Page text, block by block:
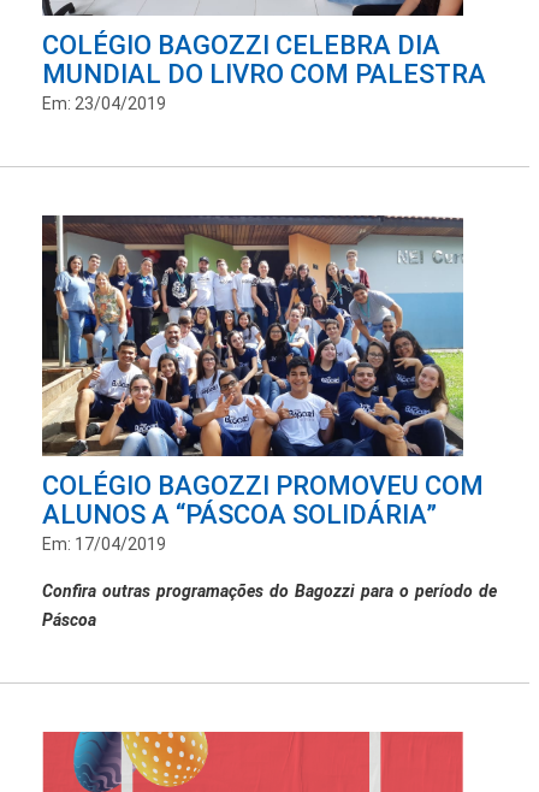
COLÉGIO BAGOZZI CELEBRA DIA
MUNDIAL DO LIVRO COM PALESTRA
Em: 23/04/2019
COLÉGIO BAGOZZI PROMOVEU COM
ALUNOS A “PÁSCOA SOLIDÁRIA”
Em: 17/04/2019
Confira outras programações do Bagozzi para o período de
Páscoa